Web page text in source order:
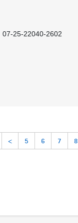
07-25-22040-2602
< 5 6 7 8